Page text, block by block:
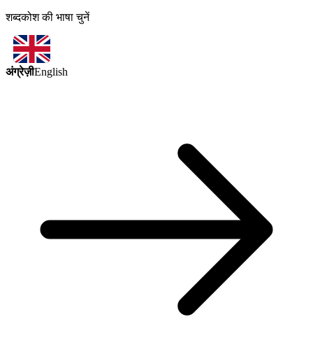
शब्दकोश की भाषा चुनें
अंग्रेज़ीEnglish